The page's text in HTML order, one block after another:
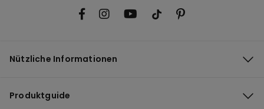
Nützliche Informationen
Produktguide